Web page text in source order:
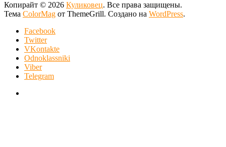
Копирайт © 2026 Куликовец. Все права защищены.
Тема ColorMag от ThemeGrill. Создано на WordPress.
Facebook
Twitter
VKontakte
Odnoklassniki
Viber
Telegram